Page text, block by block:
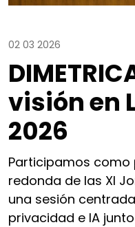
02 03 2026
visión en
2026
Participamos como
redonda de las XI
una sesión
privacidad e IA junto